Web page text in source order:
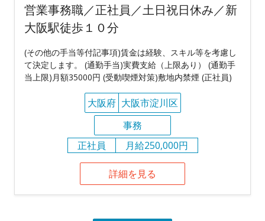
営業事務職／正社員／土日祝日休み／新
大阪駅徒歩１０分
(その他の手当等付記事項)賃金は経験、スキル等を考慮し
て決定します。 (通勤手当)実費支給（上限あり） (通勤手
当上限)月額35000円 (受動喫煙対策)敷地内禁煙 (正社員)
大阪府 大阪市淀川区
事務
正社員
月給250,000円
詳細を見る